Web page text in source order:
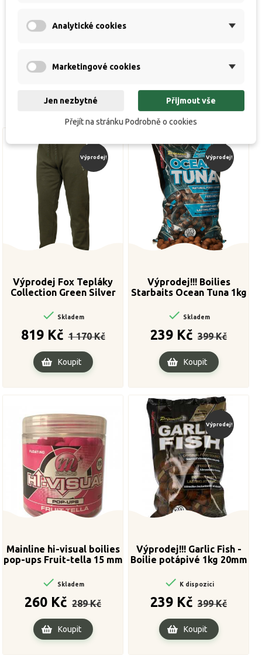
Rychlost nástrahy:
Výprodej!
Výprodej Fox Tepláky
Collection Green Silver
 Skladem
819 Kč cena
1 170 Kč
Cena
Koupit
Výprodej!
Výprodej!!! Boilies
Starbaits Ocean Tuna 1kg
 Skladem
239 Kč
cena
399 Kč
Koupit
Mainline hi-visual boilies
pop-ups Fruit-tella 15 mm
 Skladem
260 Kč
cena
289 Kč
Koupit
Výprodej!
Výprodej!!! Garlic Fish -
Boilie potápivé 1kg 20mm
 K dispozici
239 Kč
cena
399 Kč
Koupit
Analytické cookies
Marketingové cookies
Jen nezbytné Přijmout vše
Přejít na stránku Podrobně o cookies